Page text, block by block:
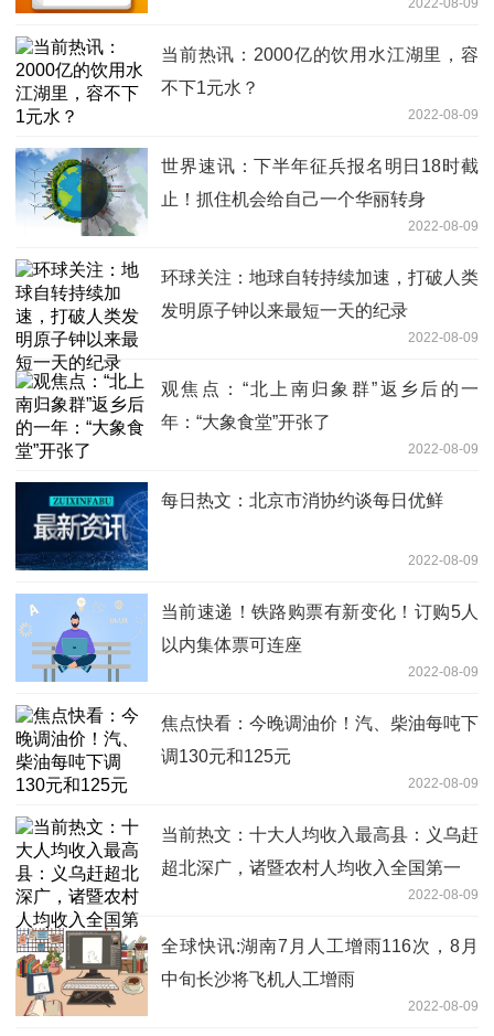
当前热讯：2000亿的饮用水江湖里，容
不下1元水？
2022-08-09
世界速讯：下半年征兵报名明日18时截
止！抓住机会给自己一个华丽转身
2022-08-09
环球关注：地球自转持续加速，打破人类
发明原子钟以来最短一天的纪录
2022-08-09
观焦点：“北上南归象群”返乡后的一
年：“大象食堂”开张了
2022-08-09
每日热文：北京市消协约谈每日优鲜
2022-08-09
当前速递！铁路购票有新变化！订购5人
以内集体票可连座
2022-08-09
焦点快看：今晚调油价！汽、柴油每吨下
调130元和125元
2022-08-09
当前热文：十大人均收入最高县：义乌赶
超北深广，诸暨农村人均收入全国第一
2022-08-09
全球快讯:湖南7月人工增雨116次，8月
中旬长沙将飞机人工增雨
2022-08-09